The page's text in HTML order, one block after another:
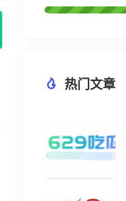
热门文章